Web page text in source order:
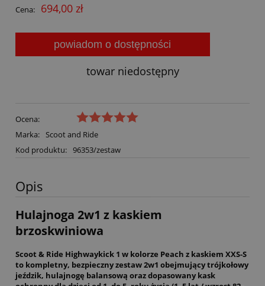
Cena: 694,00 zł
powiadom o dostępności
towar niedostępny
Ocena:
Marka: Scoot and Ride
Kod produktu: 96353/zestaw
Opis
Hulajnoga 2w1 z kaskiem
brzoskwiniowa
Scoot & Ride Highwaykick 1 w kolorze Peach z kaskiem XXS-S
to kompletny, bezpieczny zestaw 2w1 obejmujący trójkołowy
jeździk, hulajnogę balansową oraz dopasowany kask